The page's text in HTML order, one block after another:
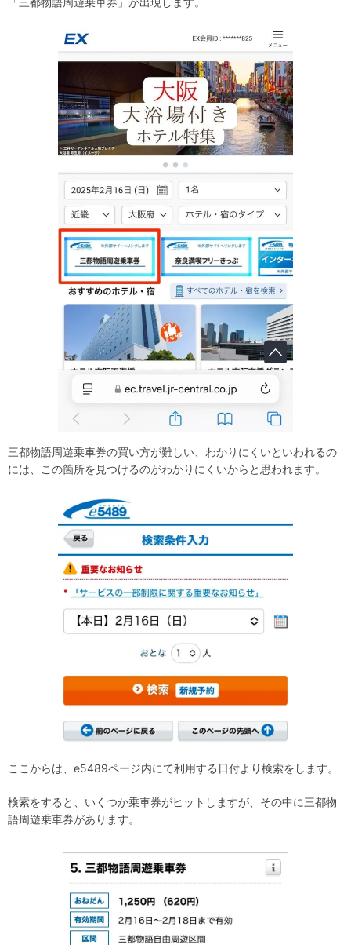
三都物語周遊乗車券の買い方が難しい、わかりにくいといわれるの
には、この箇所を見つけるのがわかりにくいからと思われます。
ここからは、e5489ページ内にて利用する日付より検索をします。
検索をすると、いくつか乗車券がヒットしますが、その中に三都物
語周遊乗車券があります。